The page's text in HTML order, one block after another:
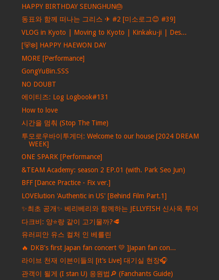
HAPPY BIRTHDAY SEUNGHUN🎂
동표와 함께 떠나는 그리스 ✈ #2 [미소로그😊 #39]
VLOG in Kyoto | Moving to Kyoto | Kinkaku-ji | Des...
[🐻‍❄️] HAPPY HAEWON DAY
MORE [Performance]
GongYuBin.SSS
NO DOUBT
에이티즈: Log Logbook#131
How to love
시간을 멈춰 (Stop The Time)
투모로우바이투게더: Welcome to our house [2024 DREAM
WEEK]
ONE SPARK [Performance]
&TEAM Academy: season 2 EP.01 (with. Park Seo Jun)
BFF [Dance Practice - Fix ver.]
LOVElution 'Authentic in US' [Behind Film Part.1]
✨최초 공개✨ 베리베리와 함께하는 JELLYFISH 신사옥 투어
다크비: 양⭐️랑 같이 고기물까?🥩
유러피안 유스 컬처 인 베를린
🔥 DKB's first Japan fan concert 💛 ]Japan fan con...
라이브 천재 이븐이들의 [it’s Live] 대기실 현장🎧
관객이 될게 (I stan U) 응원법🔎 (Fanchants Guide)